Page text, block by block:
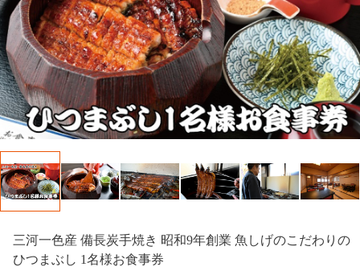
三河一色産 備長炭手焼き 昭和9年創業 魚しげのこだわりの
ひつまぶし 1名様お食事券